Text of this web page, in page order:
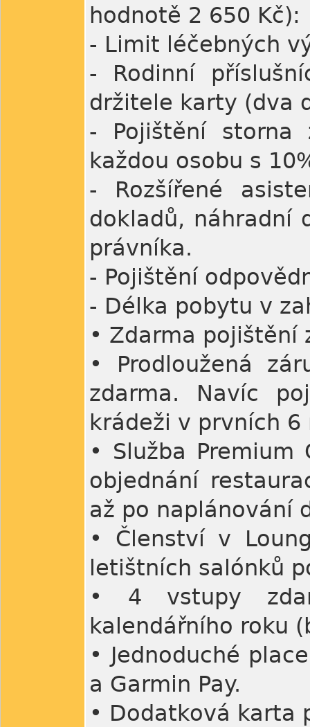
hodnotě 2 650 Kč):
- Limit léčebných
- Rodinní
držitele karty (dva
- Pojištění
každou osobu s
- Rozšířené
dokladů, náhradní
právníka.
- Pojištění
- Délka pobytu v
• Zdarma
• Prodloužená
zdarma. Navíc
krádeži v prvních
• Služba
objednání
až po naplánování
• Členství v
letištních salónků
• 4 vstupy
kalendářního roku
• Jednoduché
a Garmin Pay.
• Dodatková karta